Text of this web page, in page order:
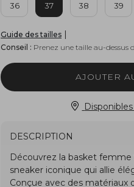
36 37 38 39
Guide des tailles |
Conseil : Prenez une taille au-
AJOUTER
DESCRIPTION